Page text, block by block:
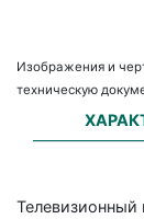
Изображения и
техническую
Телевизионный